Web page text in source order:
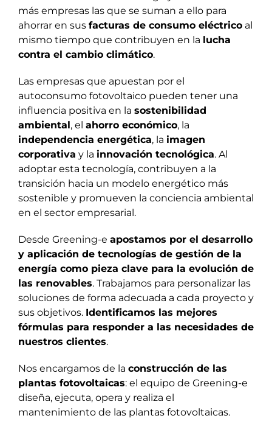
más empresas las que se suman a ello para
ahorrar en sus facturas de consumo eléctrico al
mismo tiempo que contribuyen en la lucha
contra el cambio climático.
Las empresas que apuestan por el
autoconsumo fotovoltaico pueden tener una
influencia positiva en la sostenibilidad
ambiental, el ahorro económico, la
independencia energética, la imagen
corporativa y la innovación tecnológica. Al
adoptar esta tecnología, contribuyen a la
transición hacia un modelo energético más
sostenible y promueven la conciencia ambiental
en el sector empresarial.
Desde Greening-e apostamos por el desarrollo
y aplicación de tecnologías de gestión de la
energía como pieza clave para la evolución de
las renovables. Trabajamos para personalizar las
soluciones de forma adecuada a cada proyecto y
sus objetivos. Identificamos las mejores
fórmulas para responder a las necesidades de
nuestros clientes.
Nos encargamos de la construcción de las
plantas fotovoltaicas: el equipo de Greening-e
diseña, ejecuta, opera y realiza el
mantenimiento de las plantas fotovoltaicas.